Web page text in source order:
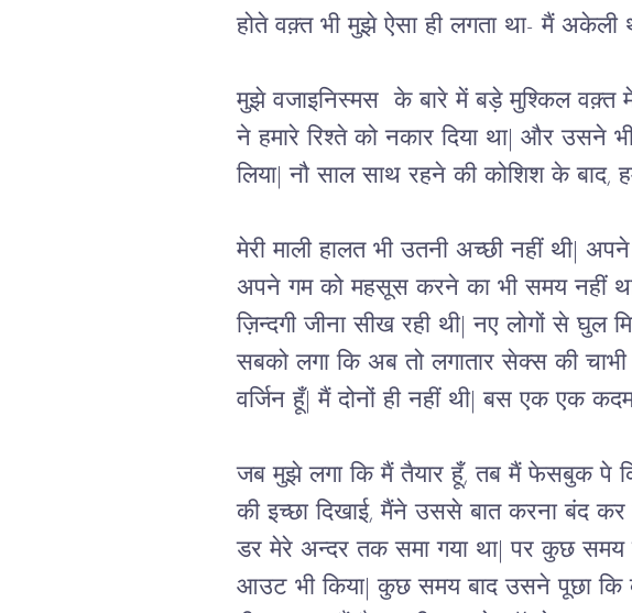
होते वक़्त भी मुझे ऐसा ही लगता था- मैं अकेली
मुझे वजाइनिस्मस  के बारे में बड़े मुश्किल वक़्त
ने हमारे रिश्ते को नकार दिया था| और उसने
लिया| नौ साल साथ रहने की कोशिश के बाद,
मेरी माली हालत भी उतनी अच्छी नहीं थी|
अपने गम को महसूस करने का भी समय नहीं
ज़िन्दगी जीना सीख रही थी| नए लोगों से घुल
सबको लगा कि अब तो लगातार सेक्स की
वर्जिन हूँ| मैं दोनों ही नहीं थी| बस एक एक
जब मुझे लगा कि मैं तैयार हूँ, तब मैं फेसबुक पे
की इच्छा दिखाई, मैंने उससे बात करना बंद
डर मेरे अन्दर तक समा गया था| पर कुछ
आउट भी किया| कुछ समय बाद उसने पूछा कि